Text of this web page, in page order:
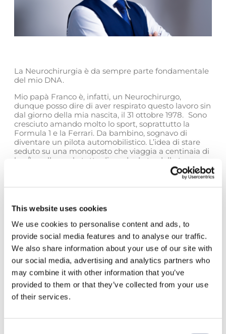
This website uses cookies
We use cookies to personalise content and ads, to
provide social media features and to analyse our traffic.
We also share information about your use of our site with
our social media, advertising and analytics partners who
may combine it with other information that you’ve
provided to them or that they’ve collected from your use
of their services.
La Neurochirurgia è da sempre parte fondamentale
del mio DNA.
Mio papà Franco è, infatti, un Neurochirurgo,
dunque posso dire di aver respirato questo lavoro sin
dal giorno della mia nascita, il 31 ottobre 1978. Sono
cresciuto amando molto lo sport, soprattutto la
Formula 1 e la Ferrari. Da bambino, sognavo di
diventare un pilota automobilistico. L’idea di stare
seduto su una monoposto che viaggia a centinaia di
km/h, nella quale tutto dipende da te, dalla tua
prontezza, dalla freddezza, da quelle decisioni che
vanno prese in una frazione di secondo, mi
una disciplina che si è rivelata un percorso naturale:
miei Maestri.
Mi sono laureato in Medicina e Chirurgia
all’Università degli Studi di Torinonel2003 ,
specializzato poi aModena sotto la guida del Dott.
Giampietro Pinna
, mentore e medico eccellente. Ho
continuato a formarmi presso laCornell University
di New York, l’International Neuroscience Institute
di Hannover, l’